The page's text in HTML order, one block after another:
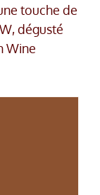
touche de
dégusté
Wine